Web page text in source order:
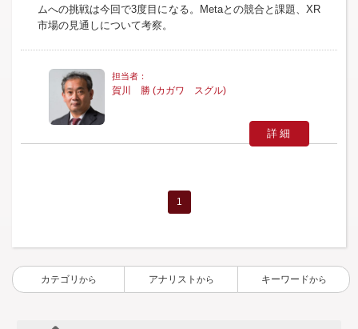
ムへの挑戦は今回で3度目になる。Metaとの競合と課題、XR
市場の見通しについて考察。
賀川 勝 (カガワ スグル)
詳細
1
カテゴリ から アナリスト から キーワードから